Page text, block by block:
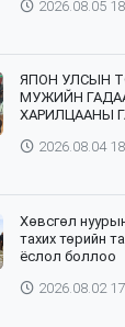
банктай
2026.08.05
ЯПОН УЛСЫН
МУЖИЙН
ХАРИЛЦААНЫ
АЖ АХУЙН
2026.08.04
Хөвсгөл
тахих төрийн
ёслол боллоо
2026.08.02